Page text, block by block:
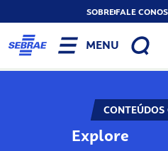
SOBREFALE
MENU
CONTEÚDOS
Explore